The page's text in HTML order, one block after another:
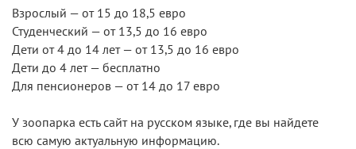
Взрослый — от 15 до 18,5 евро
Студенческий — от 13,5 до 16 евро
Дети от 4 до 14 лет — от 13,5 до 16 евро
Дети до 4 лет — бесплатно
Для пенсионеров — от 14 до 17 евро
У зоопарка есть сайт на русском языке, где вы найдете
всю самую актуальную информацию.